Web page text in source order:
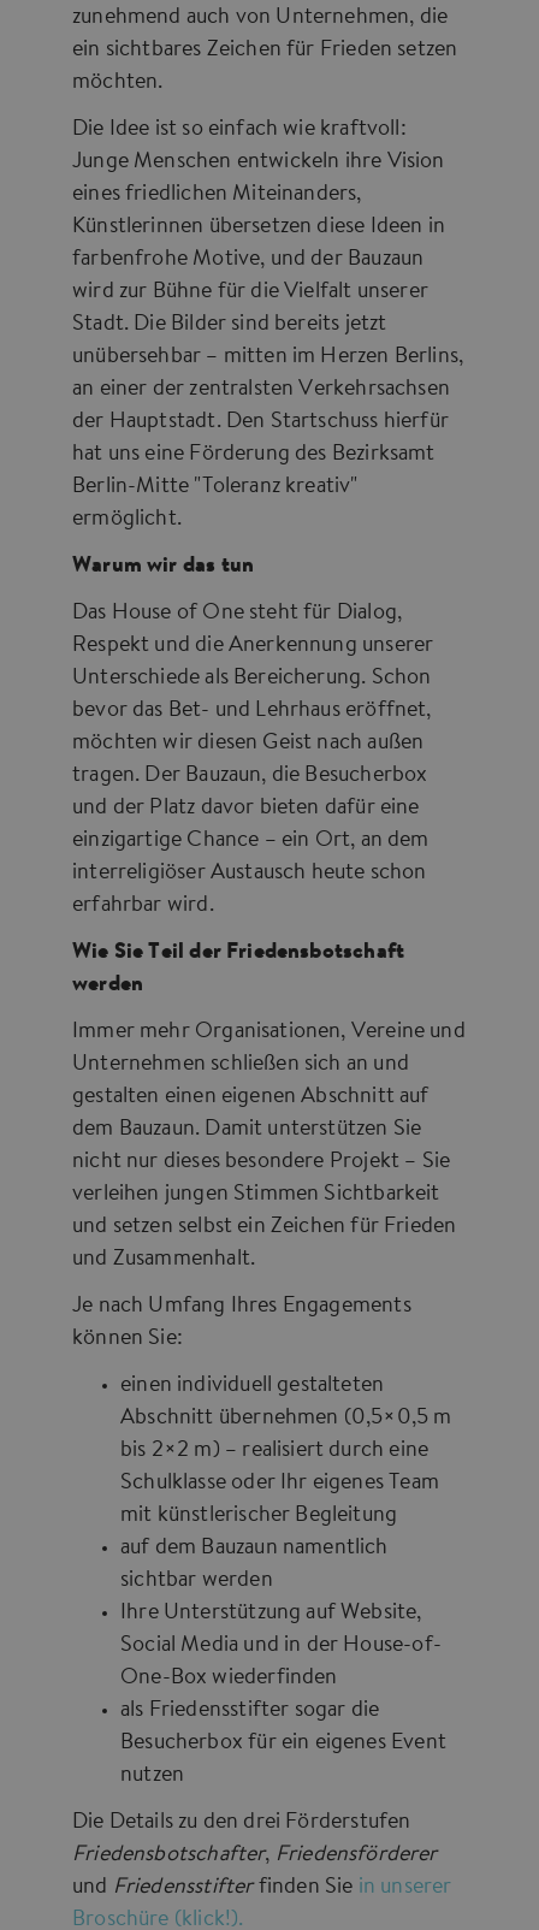
zunehmend auch von Unternehmen, die
ein sichtbares Zeichen für Frieden setzen
möchten.
Die Idee ist so einfach wie kraftvoll:
Junge Menschen entwickeln ihre Vision
eines friedlichen Miteinanders,
Künstlerinnen übersetzen diese Ideen in
farbenfrohe Motive, und der Bauzaun
wird zur Bühne für die Vielfalt unserer
Stadt. Die Bilder sind bereits jetzt
unübersehbar – mitten im Herzen Berlins,
an einer der zentralsten Verkehrsachsen
der Hauptstadt. Den Startschuss hierfür
hat uns eine Förderung des Bezirksamt
Berlin-Mitte "Toleranz kreativ"
ermöglicht.
Warum wir das tun
Das House of One steht für Dialog,
Respekt und die Anerkennung unserer
Unterschiede als Bereicherung. Schon
bevor das Bet- und Lehrhaus eröffnet,
möchten wir diesen Geist nach außen
tragen. Der Bauzaun, die Besucherbox
und der Platz davor bieten dafür eine
einzigartige Chance – ein Ort, an dem
interreligiöser Austausch heute schon
erfahrbar wird.
Wie Sie Teil der Friedensbotschaft
werden
Immer mehr Organisationen, Vereine und
Unternehmen schließen sich an und
gestalten einen eigenen Abschnitt auf
dem Bauzaun. Damit unterstützen Sie
nicht nur dieses besondere Projekt – Sie
verleihen jungen Stimmen Sichtbarkeit
und setzen selbst ein Zeichen für Frieden
und Zusammenhalt.
Je nach Umfang Ihres Engagements
können Sie:
einen individuell gestalteten
Abschnitt übernehmen (0,5×0,5 m
bis 2×2 m) – realisiert durch eine
Schulklasse oder Ihr eigenes Team
mit künstlerischer Begleitung
auf dem Bauzaun namentlich
sichtbar werden
Ihre Unterstützung auf Website,
Social Media und in der House-of-
One-Box wiederfinden
als Friedensstifter sogar die
Besucherbox für ein eigenes Event
nutzen
Die Details zu den drei Förderstufen
Friedensbotschafter, Friedensförderer
und Friedensstifterfinden Sie in unserer
Broschüre (klick!).